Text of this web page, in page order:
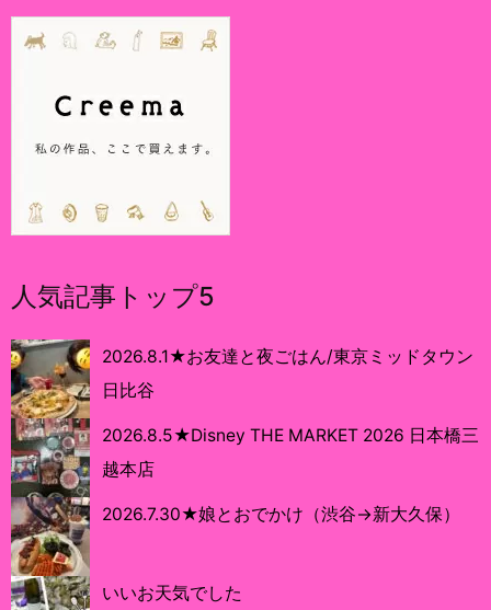
人気記事トップ5
2026.8.1★お友達と夜ごはん/東京ミッドタウン
日比谷
2026.8.5★Disney THE MARKET 2026 日本橋三
越本店
2026.7.30★娘とおでかけ（渋谷→新大久保）
いいお天気でした